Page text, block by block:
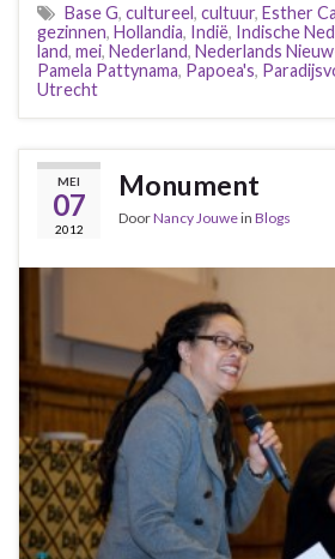
Base G, cultureel, cultuur, Esther
gezinnen, Hollandia, Indië, Indische
land, mei, Nederland, Nederlands
Pamela Pattynama, Papoea's,
Utrecht
MEI
07
2012
Monument
DoorNancy Jouwein Blogs